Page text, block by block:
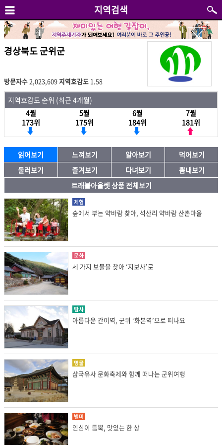
지역검색
경상북도 군위군
방문자수2,023,609지역호감도 1.58
지역호감도 순위 (최근 4개월)
4월
173위
5월
175위
6월
184위
7월
181위
읽어보기 느껴보기 알아보기
먹어보기
둘러보기
즐겨보기 다녀보기
뽐내보기
트래블아울렛 상품 전체보기
체험
숲에서 부는 약바람 찾아, 석산리 약바람 산촌마을
문화
세 가지 보물을 찾아 ‘지보사’로
탐사
아름다운 간이역, 군위 ‘화본역’으로 떠나요
명물
삼국유사 문화축제와 함께 떠나는 군위여행
별미
인심이 듬뿍, 맛있는 한 상